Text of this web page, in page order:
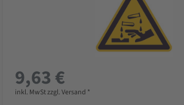
9,63 €
inkl. MwSt zzgl. Versand *